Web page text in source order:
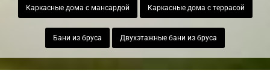
Каркасные дома с мансардой Каркасные дома с террасой
Бани из бруса Двухэтажные бани из бруса